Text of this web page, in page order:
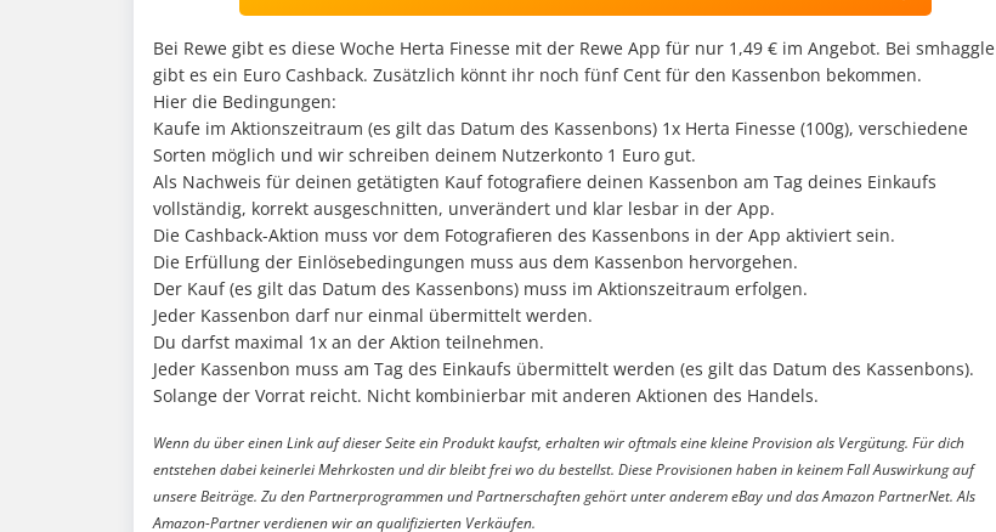
Bei Rewe gibt es diese Woche Herta Finesse mit der Rewe App für nur 1,49 € im Angebot. Bei smhaggle
gibt es ein Euro Cashback. Zusätzlich könnt ihr noch fünf Cent für den Kassenbon bekommen.
Hier die Bedingungen:
Kaufe im Aktionszeitraum (es gilt das Datum des Kassenbons) 1x Herta Finesse (100g), verschiedene
Sorten möglich und wir schreiben deinem Nutzerkonto 1 Euro gut.
Als Nachweis für deinen getätigten Kauf fotografiere deinen Kassenbon am Tag deines Einkaufs
vollständig, korrekt ausgeschnitten, unverändert und klar lesbar in der App.
Die Cashback-Aktion muss vor dem Fotografieren des Kassenbons in der App aktiviert sein.
Die Erfüllung der Einlösebedingungen muss aus dem Kassenbon hervorgehen.
Der Kauf (es gilt das Datum des Kassenbons) muss im Aktionszeitraum erfolgen.
Jeder Kassenbon darf nur einmal übermittelt werden.
Du darfst maximal 1x an der Aktion teilnehmen.
Jeder Kassenbon muss am Tag des Einkaufs übermittelt werden (es gilt das Datum des Kassenbons).
Solange der Vorrat reicht. Nicht kombinierbar mit anderen Aktionen des Handels.
Wenn du über einen Link auf dieser Seite ein Produkt kaufst, erhalten wir oftmals eine kleine Provision als Vergütung. Für dich
entstehen dabei keinerlei Mehrkosten und dir bleibt frei wo du bestellst. Diese Provisionen haben in keinem Fall Auswirkung auf
unsere Beiträge. Zu den Partnerprogrammen und Partnerschaften gehört unter anderem eBay und das Amazon PartnerNet. Als
Amazon-Partner verdienen wir an qualifizierten Verkäufen.